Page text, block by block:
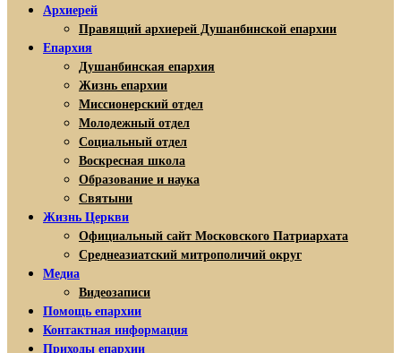
Архиерей
Правящий архиерей Душанбинской епархии
Епархия
Душанбинская епархия
Жизнь епархии
Миссионерский отдел
Молодежный отдел
Социальный отдел
Воскресная школа
Образование и наука
Святыни
Жизнь Церкви
Официальный сайт Московского Патриархата
Среднеазиатский митрополичий округ
Медиа
Видеозаписи
Помощь епархии
Контактная информация
Приходы епархии